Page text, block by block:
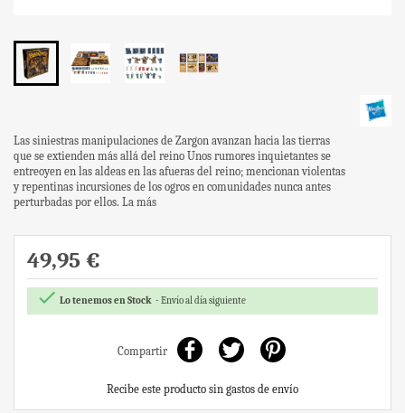
Las siniestras manipulaciones de Zargon avanzan hacia las tierras
que se extienden más allá del reino Unos rumores inquietantes se
entreoyen en las aldeas en las afueras del reino; mencionan violentas
y repentinas incursiones de los ogros en comunidades nunca antes
perturbadas por ellos. La más
49,95 €
 Lo tenemos en Stock Envío al día siguiente
Compartir
Recibe este producto sin gastos de envío